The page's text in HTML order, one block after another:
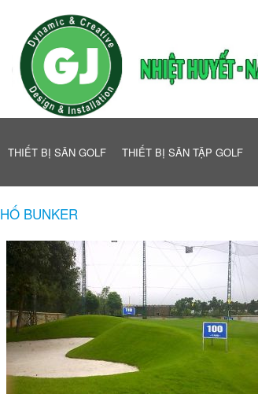
THIẾT BỊ SÂN GOLF THIẾT BỊ SÂN TẬP GOLF
HỐ BUNKER